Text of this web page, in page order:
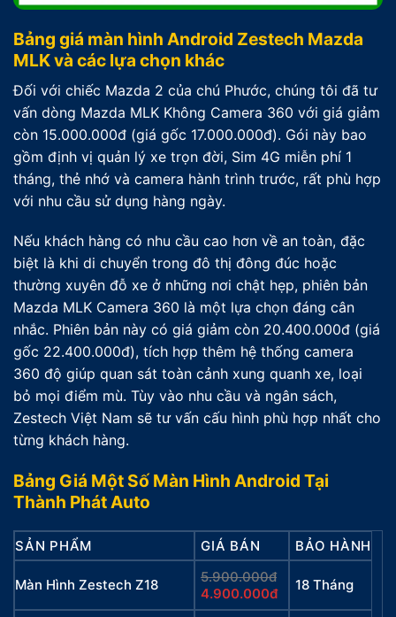
Bảng giá màn hình Android Zestech Mazda
MLK và các lựa chọn khác
Đối với chiếc Mazda 2 của chú Phước, chúng tôi đã tư
vấn dòng Mazda MLK Không Camera 360 với giá giảm
còn 15.000.000đ (giá gốc 17.000.000đ). Gói này bao
gồm định vị quản lý xe trọn đời, Sim 4G miễn phí 1
tháng, thẻ nhớ và camera hành trình trước, rất phù hợp
với nhu cầu sử dụng hàng ngày.
Nếu khách hàng có nhu cầu cao hơn về an toàn, đặc
biệt là khi di chuyển trong đô thị đông đúc hoặc
thường xuyên đỗ xe ở những nơi chật hẹp, phiên bản
Mazda MLK Camera 360 là một lựa chọn đáng cân
nhắc. Phiên bản này có giá giảm còn 20.400.000đ (giá
gốc 22.400.000đ), tích hợp thêm hệ thống camera
360 độ giúp quan sát toàn cảnh xung quanh xe, loại
bỏ mọi điểm mù. Tùy vào nhu cầu và ngân sách,
Zestech Việt Nam sẽ tư vấn cấu hình phù hợp nhất cho
từng khách hàng.
Bảng Giá Một Số Màn Hình Android Tại
Thành Phát Auto
SẢN PHẨM GIÁ BÁN BẢO HÀNH
Màn Hình Zestech Z18
5.900.000đ
4.900.000đ
18 Tháng